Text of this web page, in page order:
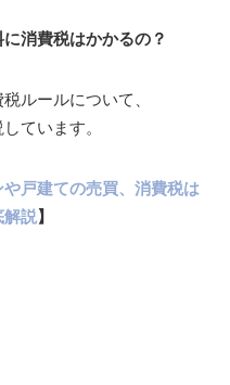
消費税はかかるの？
ルールについて、
ています。
戸建ての売買、消費税は
解説】